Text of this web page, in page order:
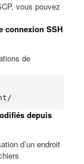
, vous pouvez
connexion SSH
de
depuis
d’un endroit